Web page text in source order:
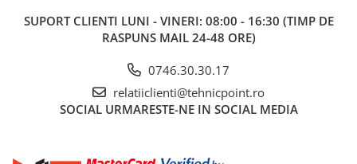
SUPORT CLIENTI LUNI - VINERI: 08:00 - 16:30 (TIMP DE
RASPUNS MAIL 24-48 ORE)
0746.30.30.17
relatiiclienti@tehnicpoint.ro
SOCIAL URMARESTE-NE IN SOCIAL MEDIA